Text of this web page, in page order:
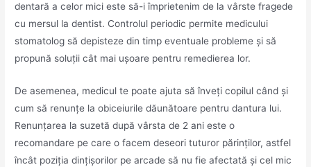
dentară a celor mici este să-i împrietenim de la vârste fragede
cu mersul la dentist. Controlul periodic permite medicului
stomatolog să depisteze din timp eventuale probleme și să
propună soluții cât mai ușoare pentru remedierea lor.
De asemenea, medicul te poate ajuta să înveți copilul când și
cum să renunțe la obiceiurile dăunătoare pentru dantura lui.
Renunțarea la suzetă după vârsta de 2 ani este o
recomandare pe care o facem deseori tuturor părinților, astfel
încât poziția dințișorilor pe arcade să nu fie afectată și cel mic